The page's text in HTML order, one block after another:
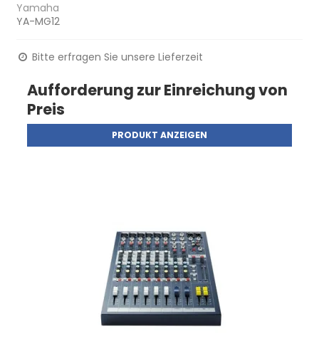
Yamaha
YA-MG12
Bitte erfragen Sie unsere Lieferzeit
Aufforderung zur Einreichung von
Preis
PRODUKT ANZEIGEN